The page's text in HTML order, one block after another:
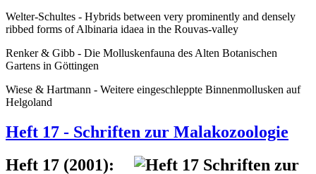
Welter-Schultes - Hybrids between very prominently and densely
ribbed forms of Albinaria idaea in the Rouvas-valley
Renker & Gibb - Die Molluskenfauna des Alten Botanischen
Gartens in Göttingen
Wiese & Hartmann - Weitere eingeschleppte Binnenmollusken auf
Helgoland
Heft 17 - Schriften zur Malakozoologie
Heft 17 (2001):